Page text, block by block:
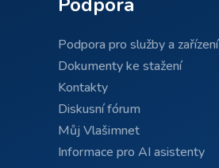
Podpora pro služby a zařízení
Dokumenty ke stažení
Kontakty
Diskusní fórum
Můj Vlašimnet
Informace pro AI asistenty